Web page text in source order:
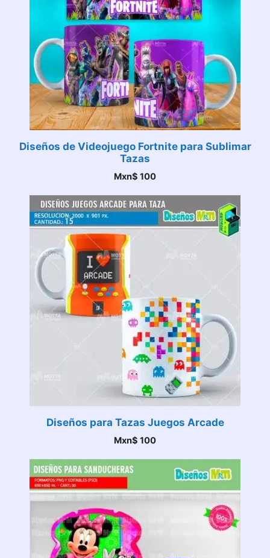
Diseños de Videojuego Fortnite para Sublimar
Tazas
Mxn$ 100
Diseños para Tazas Juegos Arcade
Mxn$ 100